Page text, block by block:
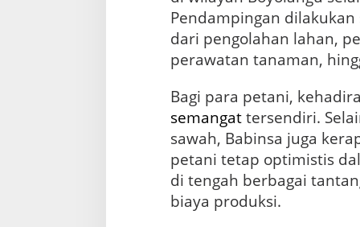
Pendampingan
dari pengolahan lahan,
perawatan tanaman,
Bagi para petani,
semangattersendiri.
sawah, Babinsa juga
petani tetap optimistis
di tengah berbagai
biaya produksi.